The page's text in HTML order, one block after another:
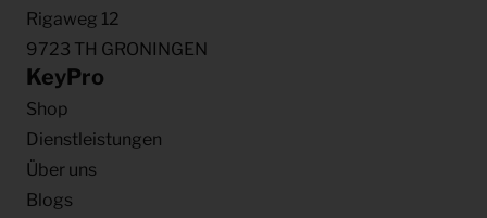
Rigaweg 12
9723 TH GRONINGEN
KeyPro
Shop
Dienstleistungen
Über uns
Blogs